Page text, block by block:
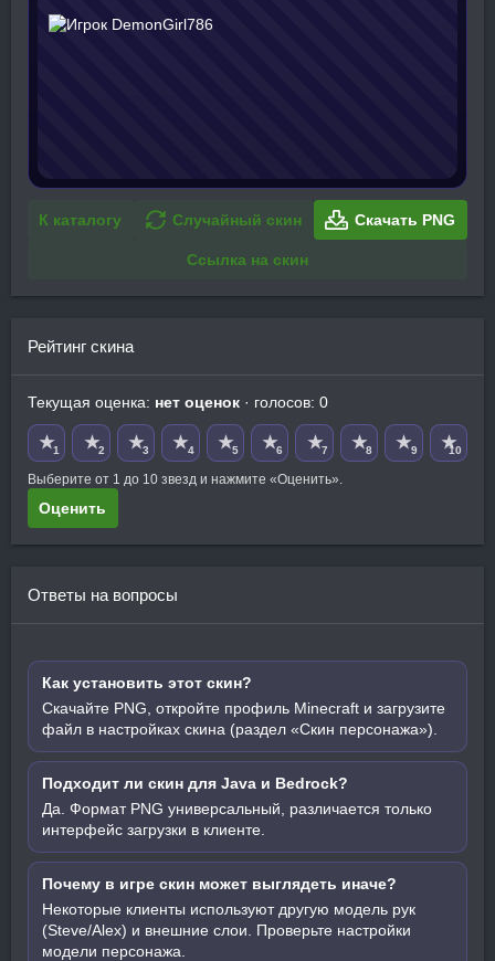
К каталогу Случайный скин Скачать PNG
Ссылка на скин
Рейтинг скина
Текущая оценка: нет оценок · голосов: 0
★1 ★2 ★3 ★4 ★5 ★6 ★7 ★8 ★9 ★10
Выберите от 1 до 10 звезд и нажмите «Оценить».
Оценить
Ответы на вопросы
Как установить этот скин?
Скачайте PNG, откройте профиль Minecraft и загрузите
файл в настройках скина (раздел «Скин персонажа»).
Подходит ли скин для Java и Bedrock?
Да. Формат PNG универсальный, различается только
интерфейс загрузки в клиенте.
Почему в игре скин может выглядеть иначе?
Некоторые клиенты используют другую модель рук
(Steve/Alex) и внешние слои. Проверьте настройки
модели персонажа.